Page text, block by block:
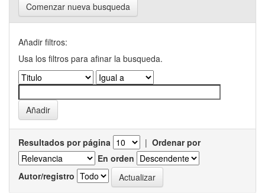
Comenzar nueva busqueda
Añadir filtros:
Usa los filtros para afinar la busqueda.
Resultados por página | Ordenar por
En orden
Autor/registro